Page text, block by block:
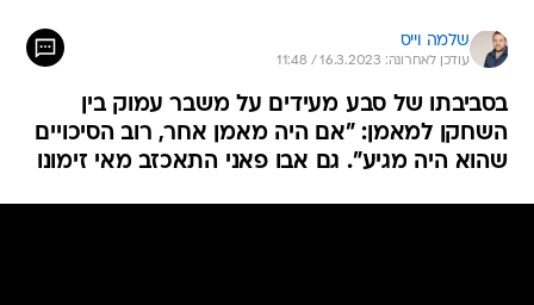
שלמה וייס
עודכן לאחרונה: 16.3.2023 / 11:48
בסביבתו של סבע מעידים על משבר עמוק בין
השחקן למאמן: "אם היה מאמן אחר, רוב הסיכויים
שהוא היה מגיע". גם אבו פאני התאכזב מאי זימונו